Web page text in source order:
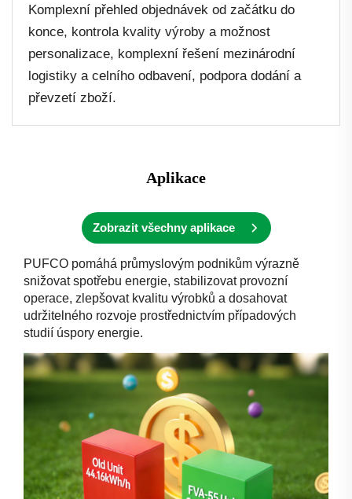
Komplexní přehled objednávek od začátku do
konce, kontrola kvality výroby a možnost
personalizace, komplexní řešení mezinárodní
logistiky a celního odbavení, podpora dodání a
převzetí zboží.
Aplikace
Zobrazit všechny aplikace
PUFCO pomáhá průmyslovým podnikům výrazně
snižovat spotřebu energie, stabilizovat provozní
operace, zlepšovat kvalitu výrobků a dosahovat
udržitelného rozvoje prostřednictvím případových
studií úspory energie.